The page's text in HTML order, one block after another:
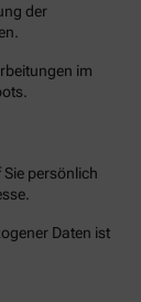
der
im
persönlich
Daten ist